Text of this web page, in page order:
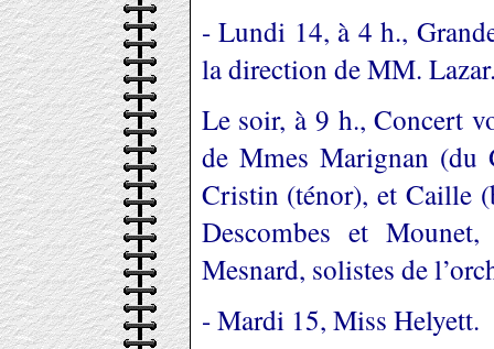
- Lundi 14, à 4 h.,
la direction de MM.
Le soir, à 9 h., Concert
de Mmes Marignan (du
Cristin (ténor), et Caille
Descombes et
Mesnard, solistes de
- Mardi 15, Miss Helyett.